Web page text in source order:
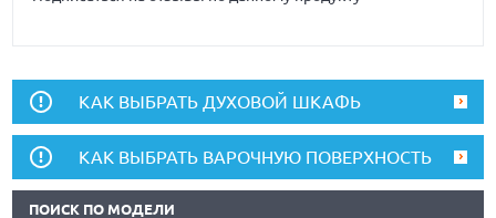
КАК ВЫБРАТЬ ДУХОВОЙ ШКАФЬ
КАК ВЫБРАТЬ ВАРОЧНУЮ ПОВЕРХНОСТЬ
ПОИСК ПО МОДЕЛИ